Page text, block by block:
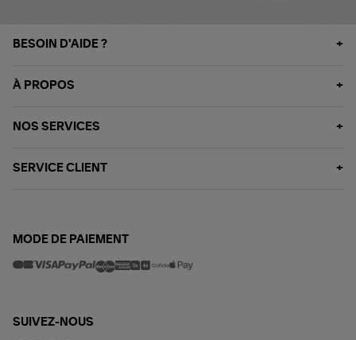
BESOIN D'AIDE ?
À PROPOS
NOS SERVICES
SERVICE CLIENT
MODE DE PAIEMENT
SUIVEZ-NOUS